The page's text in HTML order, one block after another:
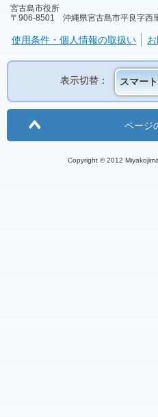
宮古島市役所
〒906-8501 沖縄県宮古島市平良字西
使用条件・個人情報の取扱い
表示切替： スマー
ページ
Copyright © 2012